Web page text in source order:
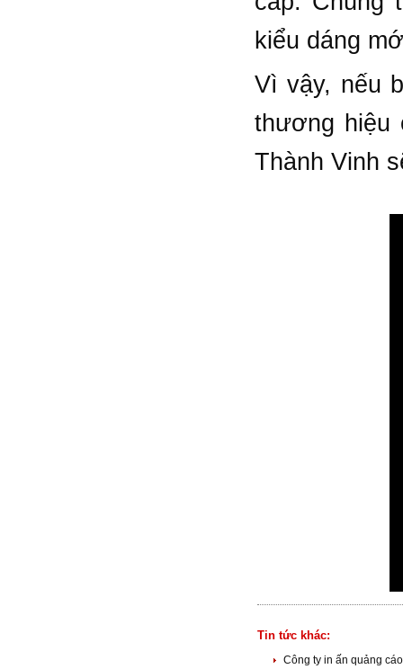
kiểu dáng
Vì vậy, nếu
thương hiệu
Thành Vinh
Tin tức khác:
Công ty in ấn quảng